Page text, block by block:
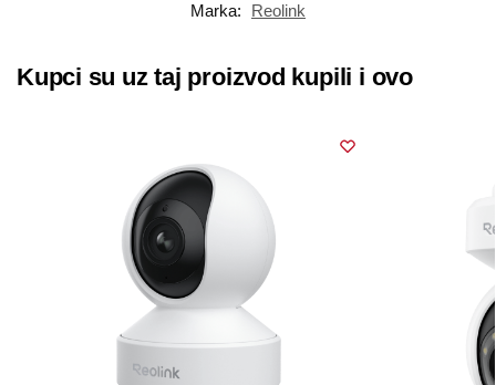
Marka:
Reolink
Kupci su uz taj proizvod kupili i ovo